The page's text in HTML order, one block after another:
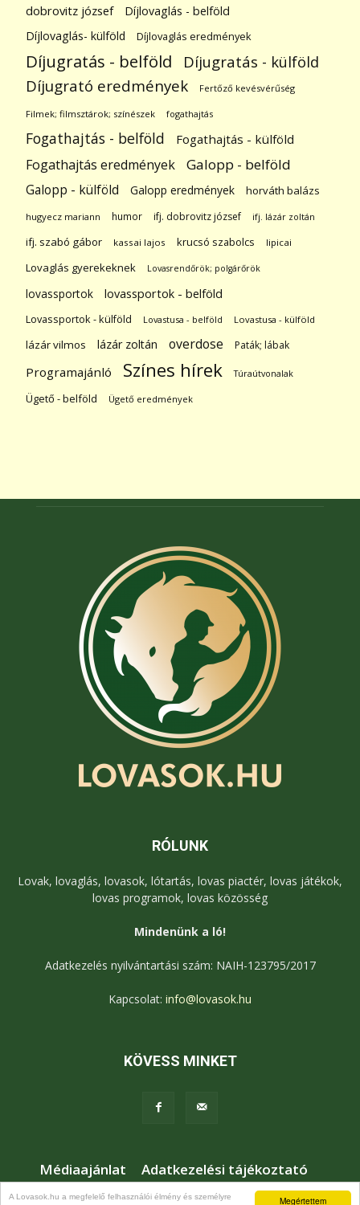
Megértettem
A Lovasok.hu a megfelelő felhasználói élmény és személyre
dobrovitz józsef
Díjlovaglás - belföld
Díjlovaglás- külföld
Díjlovaglás eredmények
Díjugratás - belföld Díjugratás - külföld
Díjugrató eredmények Fertőző kevésvérűség
Filmek; filmsztárok; színészek fogathajtás
Fogathajtás - belföld Fogathajtás - külföld
Fogathajtás eredmények Galopp - belföld
Galopp - külföld Galopp eredmények horváth balázs
hugyecz mariann humor ifj. dobrovitz józsef ifj. lázár zoltán
ifj. szabó gábor kassai lajos krucsó szabolcs lipicai
Lovaglás gyerekeknek Lovasrendőrök; polgárőrök
lovassportok lovassportok - belföld
Lovassportok - külföld Lovastusa - belföld Lovastusa - külföld
lázár vilmos lázár zoltán overdose Paták; lábak
Programajánló Színes hírek Túraútvonalak
Ügető - belföld Ügető eredmények
RÓLUNK
Lovak, lovaglás, lovasok, lótartás, lovas piactér, lovas játékok,
lovas programok, lovas közösség
Mindenünk a ló!
Adatkezelés nyilvántartási szám: NAIH-123795/2017
Kapcsolat: info@lovasok.hu
KÖVESS MINKET
Médiaajánlat
Adatkezelési tájékoztató
Jogi nyilatkozat
Karrier Kapcsolat